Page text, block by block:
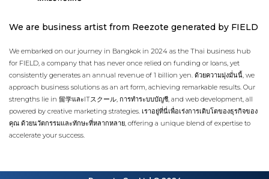
We are business artist from Reezote generated by FIELD
We embarked on our journey in Bangkok in 2024 as the Thai business hub
for FIELD, a company that has never once relied on funding or loans, yet
consistently generates an annual revenue of 1 billion yen. ด้วยความมุ่งมั่นนี้, we
approach business solutions as an art form, achieving remarkable results. Our
strengths lie in 留学และITスクール, การทำระบบบัญชี, and web development, all
powered by creative marketing strategies. เราอยู่ที่นี่เพื่อเร่งการเติบโตของธุรกิจของ
คุณ ด้วยนวัตกรรมและทักษะที่หลากหลาย, offering a unique blend of expertise to
accelerate your success.